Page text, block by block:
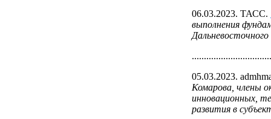
06.03.2023. ТАСС.
выполнения
05.03.2023.
Комарова, члены
инновационных,
развития в